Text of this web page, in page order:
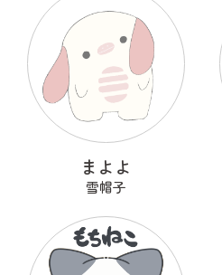
まよよ
雪帽子